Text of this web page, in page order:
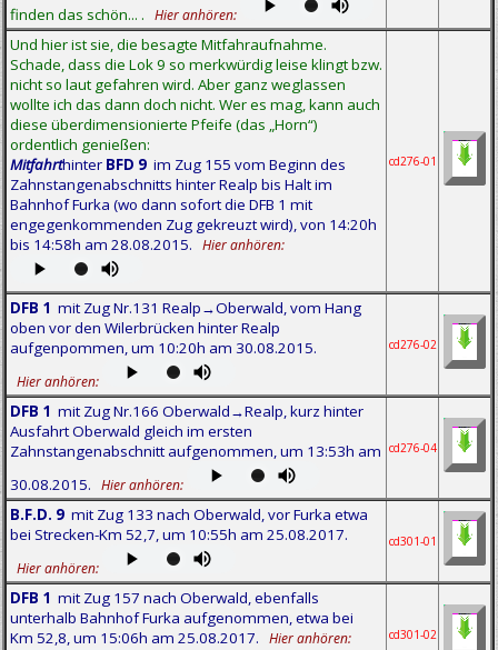
finden das schön... .
Hier anhören:
Und hier ist sie, die besagte Mitfahraufnahme.
Schade, dass die Lok 9 so merkwürdig leise klingt bzw.
nicht so laut gefahren wird. Aber ganz weglassen
wollte ich das dann doch nicht. Wer es mag, kann auch
diese überdimensionierte Pfeife (das „Horn“)
ordentlich genießen:
Mitfahrthinter BFD 9 im Zug 155 vom Beginn des
Zahnstangenabschnitts hinter Realp bis Halt im
Bahnhof Furka (wo dann sofort die DFB 1 mit
engegenkommenden Zug gekreuzt wird), von 14:20h
bis 14:58h am 28.08.2015.
Hier anhören:
cd276-01
DFB 1 mit Zug Nr.131 Realp→Oberwald, vom Hang
oben vor den Wilerbrücken hinter Realp
aufgenpommen, um 10:20h am 30.08.2015.
Hier anhören:
cd276-02
DFB 1 mit Zug Nr.166 Oberwald→Realp, kurz hinter
Ausfahrt Oberwald gleich im ersten
Zahnstangenabschnitt aufgenommen, um 13:53h am
30.08.2015.
Hier anhören:
cd276-04
B.F.D. 9 mit Zug 133 nach Oberwald, vor Furka etwa
bei Strecken-Km 52,7, um 10:55h am 25.08.2017.
Hier anhören:
cd301-01
DFB 1 mit Zug 157 nach Oberwald, ebenfalls
unterhalb Bahnhof Furka aufgenommen, etwa bei
Km 52,8, um 15:06h am 25.08.2017.
Hier anhören: cd301-02